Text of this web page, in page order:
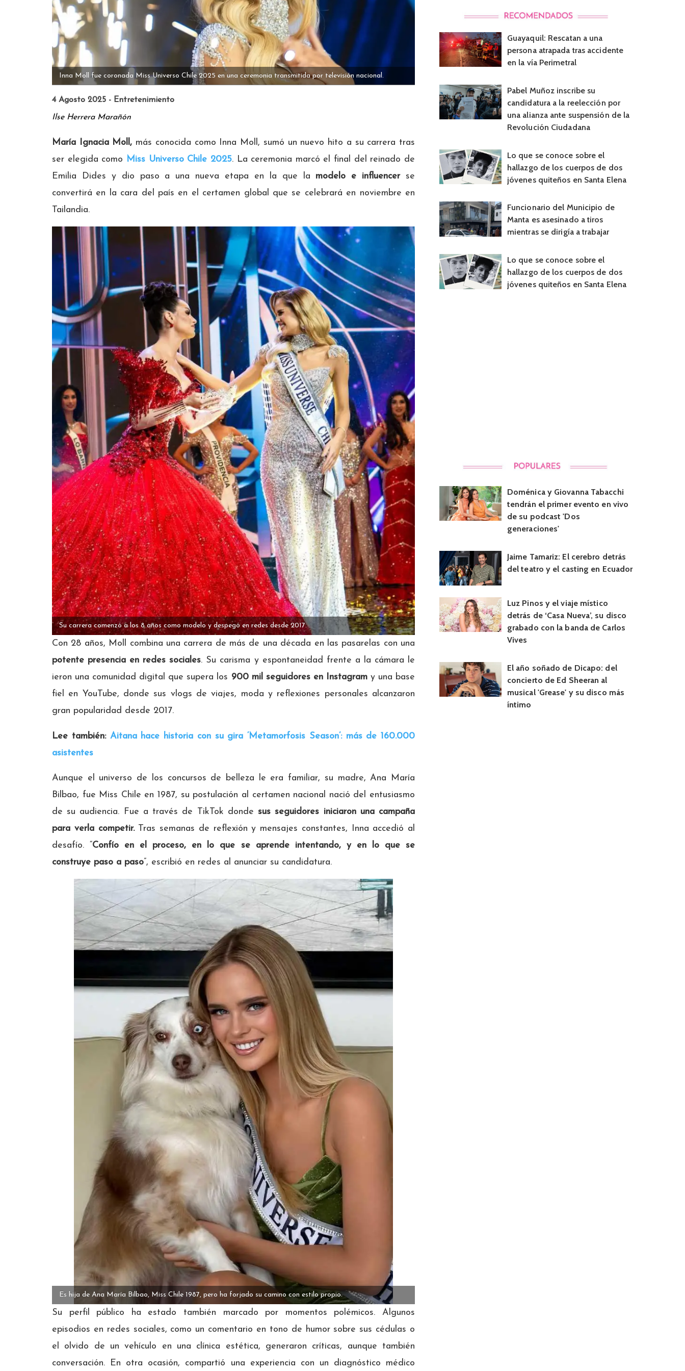
Inna Moll fue coronada Miss Universo Chile 2025 en una ceremonia transmitida por televisión nacional.
4 Agosto 2025 - Entretenimiento
Ilse Herrera Marañón
María Ignacia Moll, más conocida como Inna Moll, sumó un nuevo hito a su carrera tras
ser elegida como
Miss Universo Chile 2025. La ceremonia marcó el final del reinado de
Emilia Dides y dio paso a una nueva etapa en la que la modelo e influencerse
convertirá en la cara del país en el certamen global que se celebrará en noviembre en
Tailandia.
Su carrera comenzó a los 8 años como modelo y despegó en redes desde 2017.
Con 28 años, Moll combina una carrera de más de una década en las pasarelas con una
potente presencia en redes sociales. Su carisma y espontaneidad frente a la cámara le
ieron una comunidad digital que supera los 900 mil seguidores en Instagramy una base
fiel en YouTube, donde sus vlogs de viajes, moda y reflexiones personales alcanzaron
gran popularidad desde 2017.
Lee también: Aitana hace historia con su gira ‘Metamorfosis Season’: más de 160.000
asistentes
Aunque el universo de los concursos de belleza le era familiar, su madre, Ana María
Bilbao, fue Miss Chile en 1987, su postulación al certamen nacional nació del entusiasmo
de su audiencia. Fue a través de TikTok donde sus seguidores iniciaron una campaña
para verla competir.Tras semanas de reflexión y mensajes constantes, Inna accedió al
desafío. “Confío en el proceso, en lo que se aprende intentando, y en lo que se
construye paso a paso”, escribió en redes al anunciar su candidatura.
Es hija de Ana María Bilbao, Miss Chile 1987, pero ha forjado su camino con estilo propio.
Su perfil público ha estado también marcado por momentos polémicos. Algunos
episodios en redes sociales, como un comentario en tono de humor sobre sus cédulas o
el olvido de un vehículo en una clínica estética, generaron críticas, aunque también
conversación. En otra ocasión, compartió una experiencia con un diagnóstico médico
Guayaquil: Rescatan a una
persona atrapada tras accidente
en la vía Perimetral
Pabel Muñoz inscribe su
candidatura a la reelección por
una alianza ante suspensión de la
Revolución Ciudadana
Lo que se conoce sobre el
hallazgo de los cuerpos de dos
jóvenes quiteños en Santa Elena
Funcionario del Municipio de
Manta es asesinado a tiros
mientras se dirigía a trabajar
Lo que se conoce sobre el
hallazgo de los cuerpos de dos
jóvenes quiteños en Santa Elena
Doménica y Giovanna Tabacchi
tendrán el primer evento en vivo
de su podcast 'Dos
generaciones'
Jaime Tamariz: El cerebro detrás
del teatro y el casting en Ecuador
Luz Pinos y el viaje místico
detrás de ‘Casa Nueva’, su disco
grabado con la banda de Carlos
Vives
El año soñado de Dicapo: del
concierto de Ed Sheeran al
musical 'Grease' y su disco más
íntimo